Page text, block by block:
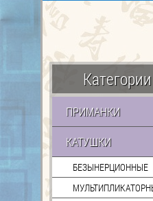
ПРИМАНКИ
КАТУШКИ
БЕЗЫНЕРЦИОННЫЕ